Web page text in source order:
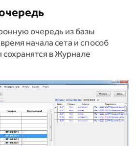
очередь из базы
начала сета и способ
в Журнале